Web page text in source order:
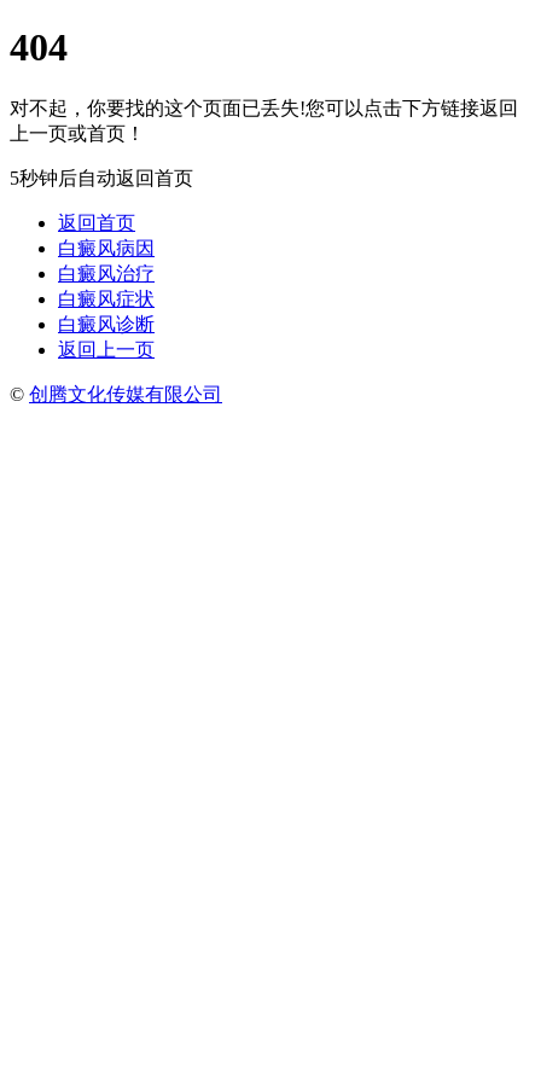
404
对不起，你要找的这个页面已丢失!您可以点击下方链接返回
上一页或首页！
5秒钟后自动返回首页
返回首页
白癜风病因
白癜风治疗
白癜风症状
白癜风诊断
返回上一页
© 创腾文化传媒有限公司